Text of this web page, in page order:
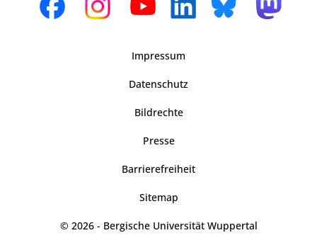
Impressum
Datenschutz
Bildrechte
Presse
Barrierefreiheit
Sitemap
© 2026 - Bergische Universität Wuppertal